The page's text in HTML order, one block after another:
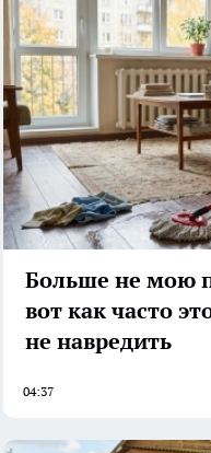
Больше не мою
вот как часто
не навредить
04:37